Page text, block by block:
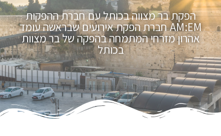
הפקת בר מצווה בכותל עם חברת ההפקות
AM:EM חברת הפקת אירועים שבראשה עומד
אהרון מזרחי המתמחה בהפקה של בר מצוות
בכותל